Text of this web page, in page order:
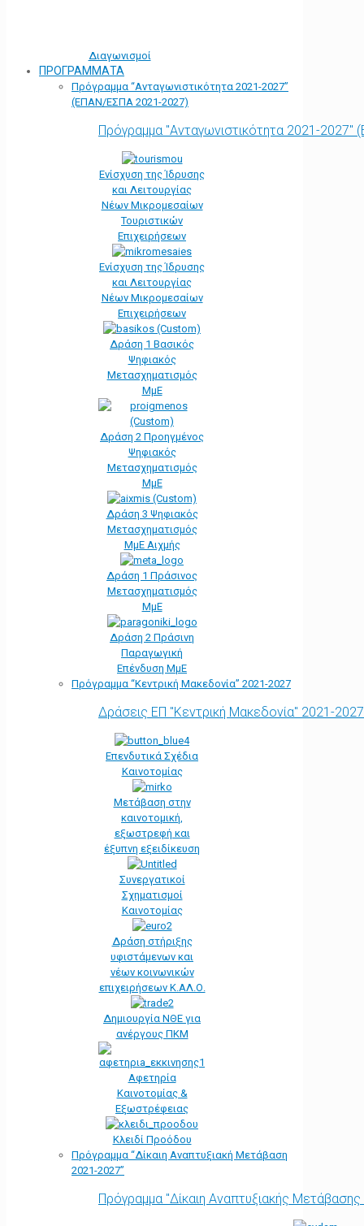
Διαγωνισμοί
ΠΡΟΓΡΑΜΜΑΤΑ
Πρόγραμμα “Ανταγωνιστικότητα 2021-2027”
(ΕΠΑΝ/ΕΣΠΑ 2021-2027)
Πρόγραμμα "Ανταγωνιστικότητα 2021-
Ενίσχυση της Ίδρυσης
και Λειτουργίας
Νέων Μικρομεσαίων
Τουριστικών
Επιχειρήσεων
Ενίσχυση της Ίδρυσης
και Λειτουργίας
Νέων Μικρομεσαίων
Επιχειρήσεων
Δράση 1 Βασικός
Ψηφιακός
Μετασχηματισμός
ΜμΕ
Δράση 2 Προηγμένος
Ψηφιακός
Μετασχηματισμός
ΜμΕ
Δράση 3 Ψηφιακός
Μετασχηματισμός
ΜμΕ Αιχμής
Δράση 1 Πράσινος
Μετασχηματισμός
ΜμΕ
Δράση 2 Πράσινη
Παραγωγική
Επένδυση ΜμΕ
Πρόγραμμα “Κεντρική Μακεδονία” 2021-2027
Δράσεις ΕΠ "Κεντρική Μακεδονία" 2021-2027
Επενδυτικά Σχέδια
Καινοτομίας
Μετάβαση στην
καινοτομική,
εξωστρεφή και
έξυπνη εξειδίκευση
Συνεργατικοί
Σχηματισμοί
Καινοτομίας
Δράση στήριξης
υφιστάμενων και
νέων κοινωνικών
επιχειρήσεων Κ.ΑΛ.Ο.
Δημιουργία ΝΘΕ για
ανέργους ΠΚΜ
Αφετηρία
Kαινοτομίας &
Εξωστρέφειας
Κλειδί Προόδου
Πρόγραμμα “Δίκαιη Αναπτυξιακή Μετάβαση
2021-2027”
Πρόγραμμα "Δίκαιη Αναπτυξιακής